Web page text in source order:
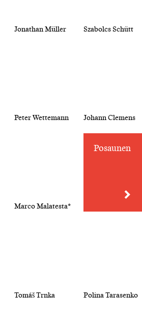
Jonathan Müller Szabolcs Schütt
Peter Wettemann Johann Clemens
Marco Malatesta*
Posaunen
Tomáš Trnka Polina Tarasenko